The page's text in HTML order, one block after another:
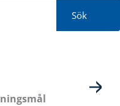
Sök